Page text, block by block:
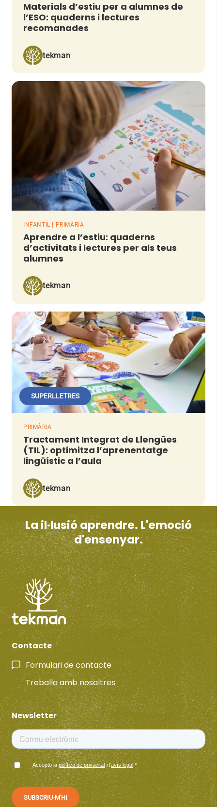
Materials d’estiu per a alumnes de
l’ESO: quaderns i lectures
recomanades
tekman
INFANTIL | PRIMÀRIA
Aprendre a l’estiu: quaderns
d’activitats i lectures per als teus
alumnes
tekman
SUPERLLETRES
PRIMÀRIA
Tractament Integrat de Llengües
(TIL): optimitza l’aprenentatge
lingüístic a l’aula
tekman
La il·lusió aprendre. L'emoció
d'ensenyar.
Contacte
Formulari de contacte
Treballa amb nosaltres
Newsletter
Accepto lapolítica de privacitati l'avís legal.*